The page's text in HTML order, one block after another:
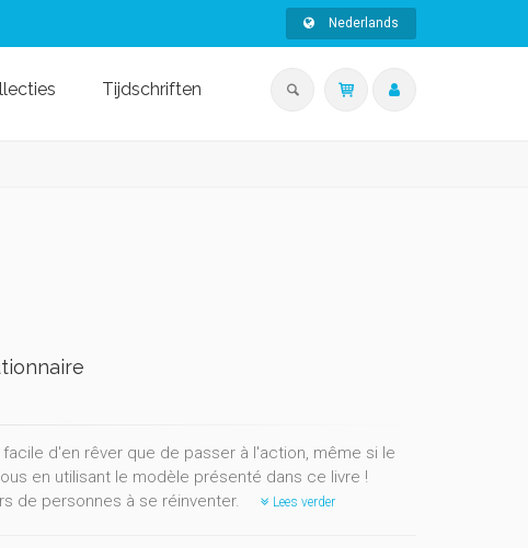
Nederlands
Tijdschriften
d'en rêver que de passer à l'action, même si le
en utilisant le modèle présenté dans ce livre !
de personnes à se réinventer.
Lees verder